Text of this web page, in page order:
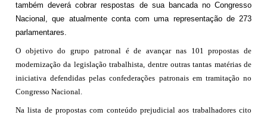
também deverá cobrar respostas de sua bancada no Congresso
Nacional, que atualmente conta com uma representação de 273
parlamentares.
O objetivo do grupo patronal é de avançar nas 101 propostas de
modernização da legislação trabalhista, dentre outras tantas matérias de
iniciativa defendidas pelas confederações patronais em tramitação no
Congresso Nacional.
Na lista de propostas com conteúdo prejudicial aos trabalhadores cito